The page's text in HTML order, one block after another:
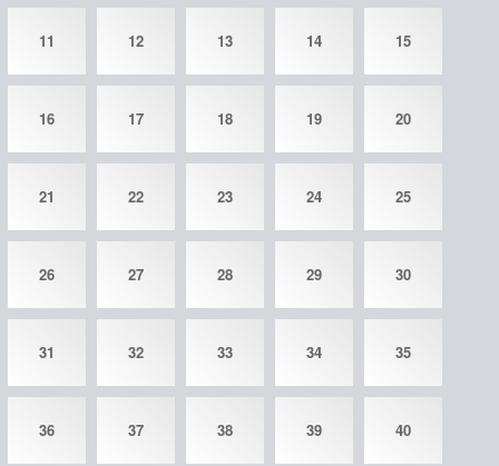
11 12 13 14 15
16 17 18 19 20
21 22 23 24 25
26 27 28 29 30
31 32 33 34 35
36 37 38 39 40